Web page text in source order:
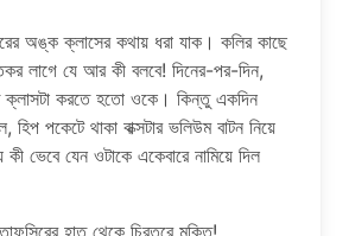
অঙ্ক ক্লাসের কথায় ধরা যাক। কলির কাছে
লাগে যে আর কী বলবে! দিনের-পর-দিন,
করতে হতো ওকে। কিন্তু একদিন
হিপ পকেটে থাকা বাক্সটার ভলিউম বাটন নিয়ে
ভেবে যেন ওটাকে একেবারে নামিয়ে দিল
হাত থেকে চিরতরে মুক্তি!